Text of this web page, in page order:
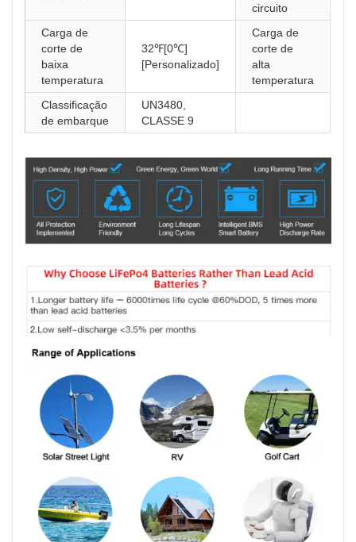
circuito
Carga de
corte de
baixa
temperatura
32℉[0℃]
[Personalizado]
Carga de
corte de
alta
temperatura
Classificação
de embarque
UN3480,
CLASSE 9